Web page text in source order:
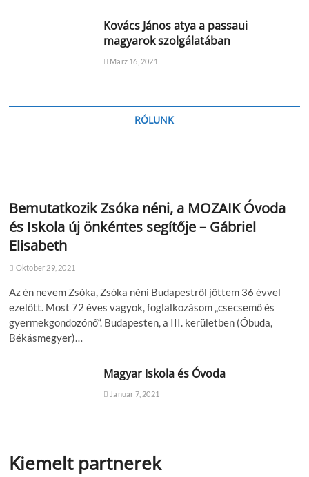
Kovács János atya a passaui
magyarok szolgálatában
März 16, 2021
RÓLUNK
Bemutatkozik Zsóka néni, a MOZAIK Óvoda
és Iskola új önkéntes segítője – Gábriel
Elisabeth
Oktober 29, 2021
Az én nevem Zsóka, Zsóka néni Budapestről jöttem 36 évvel
ezelőtt. Most 72 éves vagyok, foglalkozásom „csecsemő és
gyermekgondozónő“. Budapesten, a III. kerületben (Óbuda,
Békásmegyer)…
Magyar Iskola és Óvoda
Januar 7, 2021
Kiemelt partnerek